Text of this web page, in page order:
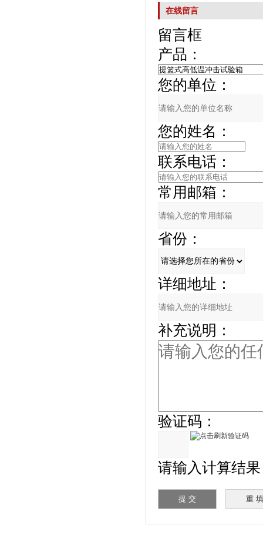
在线留言
留言框
产品：
您的单位：
您的姓名：
联系电话：
常用邮箱：
省份：
详细地址：
补充说明：
验证码：
请输入计算结果